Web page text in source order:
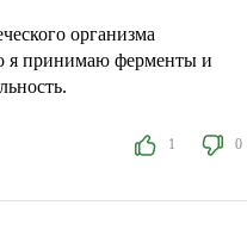
организма
я принимаю ферменты и
1 0